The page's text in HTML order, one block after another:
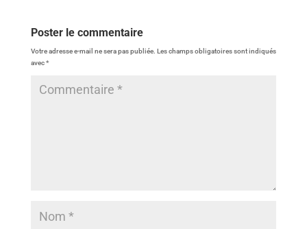
Poster le commentaire
Votre adresse e-mail ne sera pas publiée. Les champs obligatoires sont indiqués
avec*